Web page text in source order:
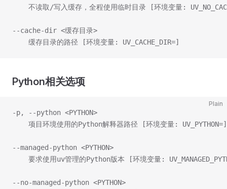
不读取/写入缓存，全程使用临时目录 [环境变量:
--cache-dir <缓存目录>
    缓存目录的路径 [环境变量: UV_CACHE_DIR=]
Python相关选项
Plain
-p, --python <PYTHON>
    项目环境使用的Python解释器路径 [环境变量: UV_PYTHON=]
--managed-python <PYTHON>
要求使用uv管理的Python版本 [环境变量:
--no-managed-python <PYTHON>